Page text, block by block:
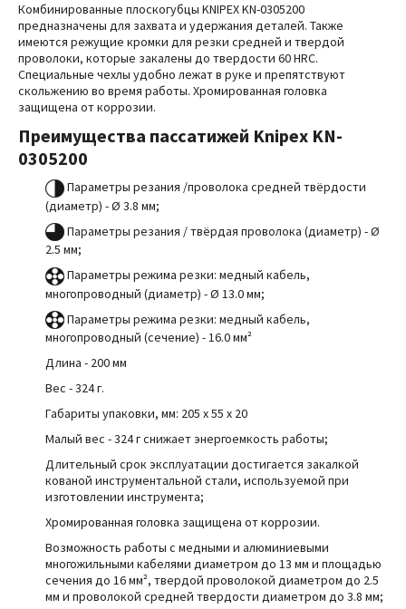
Комбинированные плоскогубцы KNIPEX KN-0305200
предназначены для захвата и удержания деталей. Также
имеются режущие кромки для резки средней и твердой
проволоки, которые закалены до твердости 60 HRC.
Специальные чехлы удобно лежат в руке и препятствуют
скольжению во время работы. Хромированная головка
защищена от коррозии.
Преимущества пассатижей Knipex KN-
0305200
Параметры резания /проволока средней твёрдости
(диаметр) -Ø 3.8 мм;
Параметры резания / твёрдая проволока (диаметр) -Ø
2.5 мм;
Параметры режима резки: медный кабель,
многопроводный (диаметр) -Ø 13.0 мм;
Параметры режима резки: медный кабель,
многопроводный (сечение) - 16.0 мм²
Длина - 200 мм
Вес - 324 г.
Габариты упаковки, мм: 205 x 55 x 20
Малый вес - 324 г снижает энергоемкость работы;
Длительный срок эксплуатации достигается закалкой
кованой инструментальной стали, используемой при
изготовлении инструмента;
Хромированная головка защищена от коррозии.
Возможность работы с медными и алюминиевыми
многожильными кабелями диаметром до 13 мм и площадью
сечения до 16 мм², твердой проволокой диаметром до 2.5
мм и проволокой средней твердости диаметром до 3.8 мм;